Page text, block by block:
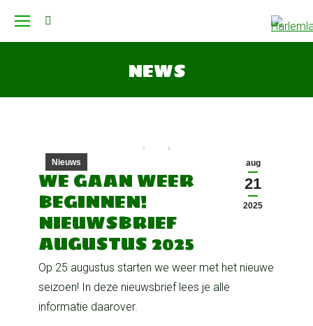
Search:
NEWS
aug
21
2025
Nieuws
WE GAAN WEER
BEGINNEN!
NIEUWSBRIEF
AUGUSTUS 2025
Op 25 augustus starten we weer met het nieuwe
seizoen! In deze nieuwsbrief lees je alle
informatie daarover.